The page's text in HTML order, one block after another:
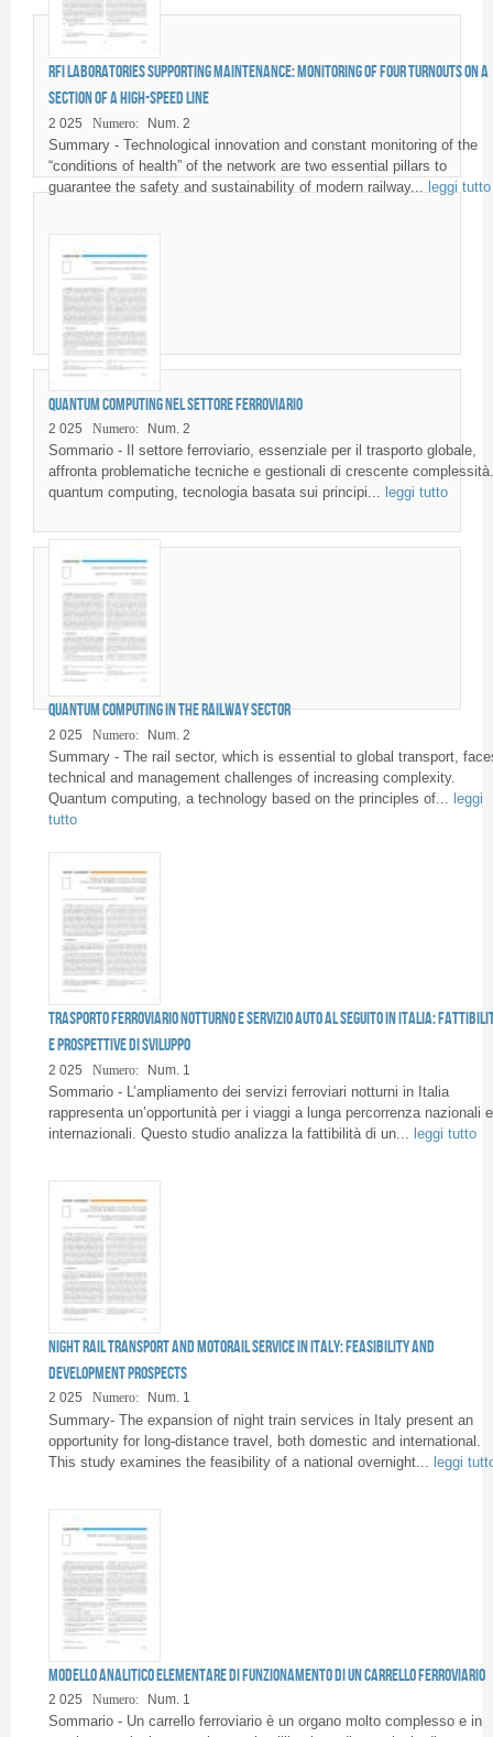
RFI laboratories supporting maintenance: monitoring of four turnouts on a
section of a high-speed line
2 025 Numero: Num. 2
Summary - Technological innovation and constant monitoring of the
“conditions of health” of the network are two essential pillars to
guarantee the safety and sustainability of modern railway...
leggi tutto
Quantum computing nel settore ferroviario
2 025 Numero: Num. 2
Sommario - Il settore ferroviario, essenziale per il trasporto globale,
affronta problematiche tecniche e gestionali di crescente
quantum computing, tecnologia basata sui principi... leggi tutto
Quantum computing in the railway sector
2 025 Numero: Num. 2
Summary - The rail sector, which is essential to global transport,
technical and management challenges of increasing complexity.
Quantum computing, a technology based on the principles of... leggi
tutto
Trasporto ferroviario notturno e servizio auto al seguito in Italia:
e prospettive di sviluppo
2 025 Numero: Num. 1
Sommario - L’ampliamento dei servizi ferroviari notturni in Italia
rappresenta un’opportunità per i viaggi a lunga percorrenza nazionali e
internazionali. Questo studio analizza la fattibilità di un...
leggi tutto
Night rail transport and motorail service in Italy: feasibility and
development prospects
2 025 Numero: Num. 1
Summary- The expansion of night train services in Italy present an
opportunity for long-distance travel, both domestic and international.
This study examines the feasibility of a national overnight... leggi
Modello analitico elementare di funzionamento di un carrello ferroviario
2 025 Numero: Num. 1
Sommario - Un carrello ferroviario è un organo molto complesso e in
Pagine